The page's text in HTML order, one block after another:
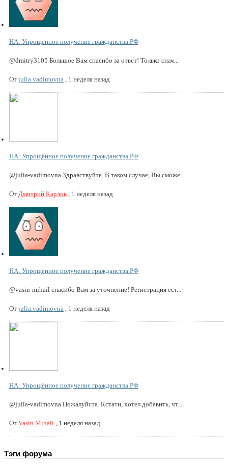
НА: Упрощённое получение гражданства РФ
@dmitry3105 Большое Вам спасибо за ответ! Только снач...
От julia.vadimovna 1 неделя назад
НА: Упрощённое получение гражданства РФ
@julia-vadimovna Здравствуйте. В таком случае, Вы сможе...
От Дмитрий Карлов 1 неделя назад
НА: Упрощённое получение гражданства РФ
@vasin-mihail спасибо Вам за уточнение! Регистрация ест...
От julia.vadimovna 1 неделя назад
НА: Упрощённое получение гражданства РФ
@julia-vadimovna Пожалуйста. Кстати, хотел добавить, чт...
От Vasin Mihail 1 неделя назад
Тэги форума